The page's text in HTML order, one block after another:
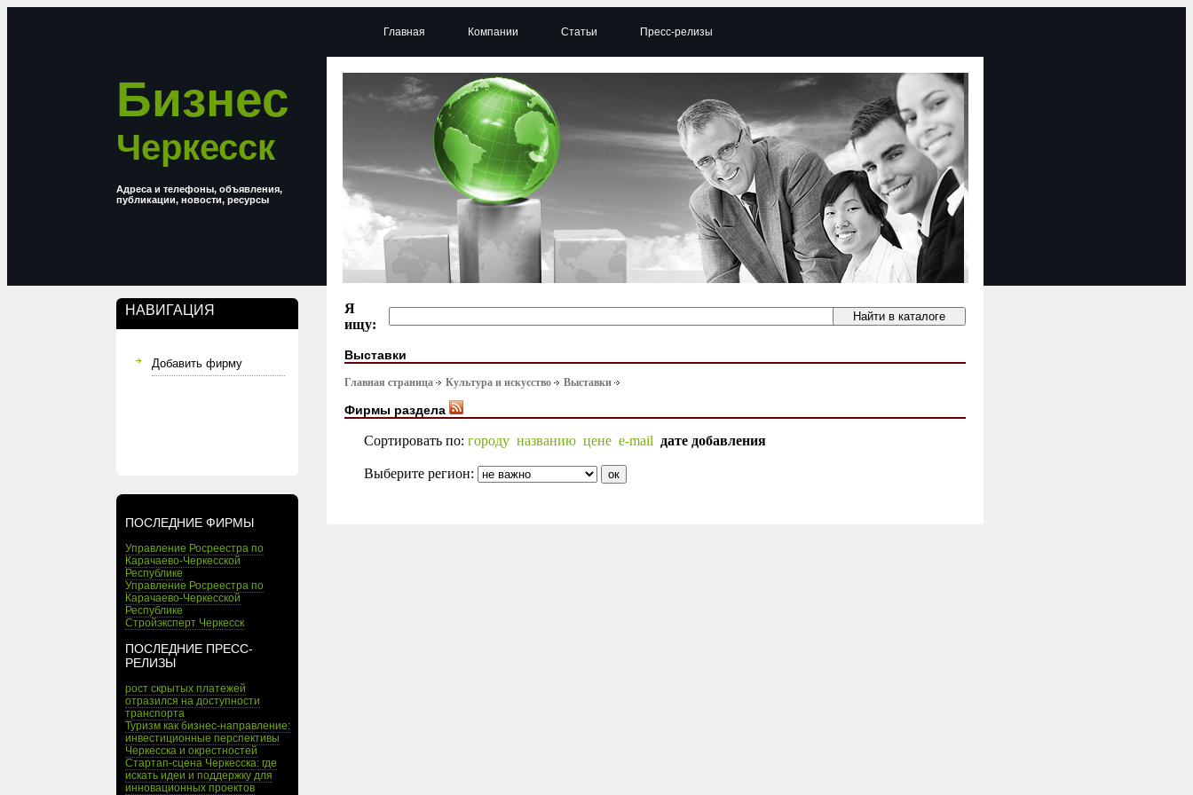
Бизнес
Черкесск
Адреса и телефоны, объявления,
публикации, новости, ресурсы
НАВИГАЦИЯ
Добавить фирму
ПОСЛЕДНИЕ ФИРМЫ
Управление Росреестра по
Карачаево-Черкесской
Республике
Управление Росреестра по
Карачаево-Черкесской
Республике
Стройэксперт Черкесск
ПОСЛЕДНИЕ ПРЕСС-
РЕЛИЗЫ
рост скрытых платежей
отразился на доступности
транспорта
Туризм как бизнес-направление:
инвестиционные перспективы
Черкесска и окрестностей
Стартап-сцена Черкесска: где
искать идеи и поддержку для
инновационных проектов
Главная Компании Статьи Пресс-релизы
Я
ищу:
Выставки
Главная страница Культура и искусство Выставки
Фирмы раздела
Сортировать по: городу названию цене e-mail дате добавления
Выберите регион: